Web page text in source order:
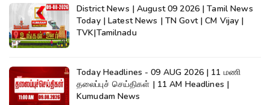
District News | August 09 2026 | Tamil News
Today | Latest News | TN Govt | CM Vijay |
TVK|Tamilnadu
Today Headlines - 09 AUG 2026 | 11 மணி
தலைப்புச் செய்திகள் | 11 AM Headlines |
Kumudam News